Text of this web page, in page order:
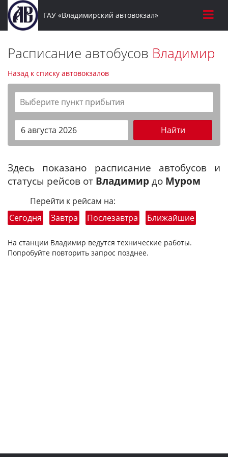
ГАУ «Владимирский автовокзал»
Расписание автобусов Владимир
Назад к списку автовокзалов
Найти
Здесь показано расписание автобусов и
статусы рейсов от Владимир до Муром
Перейти к рейсам на:
Сегодня
Завтра Послезавтра Ближайшие
На станции Владимир ведутся технические работы.
Попробуйте повторить запрос позднее.